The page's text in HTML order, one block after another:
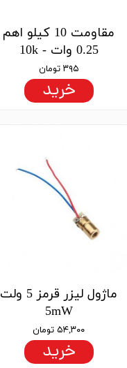
مقاومت 10 کیلو اهم
0.25 وات - 10k
۳۹۵ تومان
خرید
ماژول لیزر قرمز 5 ولت
5mW
۵۴,۳۰۰ تومان
خرید